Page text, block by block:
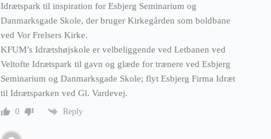
Idrætspark til inspiration for Esbjerg Seminarium og
Danmarksgade Skole, der bruger Kirkegården som boldbane
ved Vor Frelsers Kirke.
KFUM’s Idrætshøjskole er velbeliggende ved Letbanen ved
Veltofte Idrætspark til gavn og glæde for trænere ved Esbjerg
Seminarium og Danmarksgade Skole; flyt Esbjerg Firma Idræt
til Idrætsparken ved Gl. Vardevej.
0 Reply